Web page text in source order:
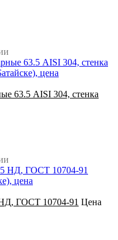
63.5 AISI 304, стенка
НД, ГОСТ 10704-91 Цена